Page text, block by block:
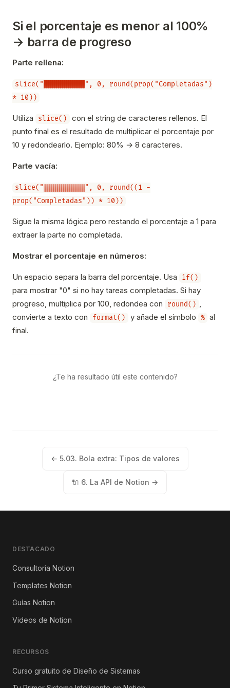
Si el porcentaje es menor al 100%
→ barra de progreso
Parte rellena:
slice("▓▓▓▓▓▓▓▓▓▓", 0, round(prop("Completadas")
* 10))
Utiliza slice()
con el string de caracteres rellenos. El
punto final es el resultado de multiplicar el porcentaje por
10 y redondearlo. Ejemplo: 80% → 8 caracteres.
Parte vacía:
slice("░░░░░░░░░░", 0, round((1 -
prop("Completadas")) * 10))
Sigue la misma lógica pero restando el porcentaje a 1 para
extraer la parte no completada.
Mostrar el porcentaje en números:
Un espacio separa la barra del porcentaje. Usa if()
para mostrar "0" si no hay tareas completadas. Si hay
progreso, multiplica por 100, redondea con
round() ,
convierte a texto con
format() y añade el símbolo % al
final.
¿Te ha resultado útil este contenido?
← 5.03. Bola extra: Tipos de valores
🔌 6. La API de Notion →
DESTACADO
Consultoría Notion
Templates Notion
Guías Notion
Videos de Notion
RECURSOS
Curso gratuito de Diseño de Sistemas